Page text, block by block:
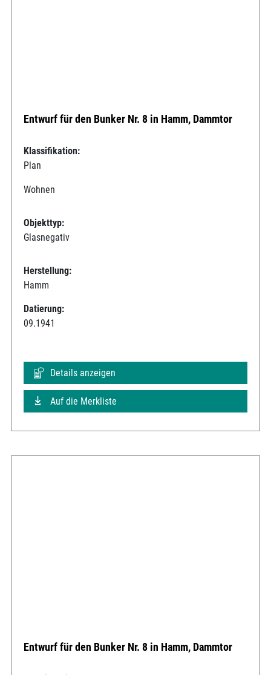
Entwurf für den Bunker Nr. 8 in Hamm, Dammtor
Klassifikation:
Plan
Wohnen
Objekttyp:
Glasnegativ
Herstellung:
Hamm
Datierung:
09.1941
Details anzeigen
Auf die Merkliste
Entwurf für den Bunker Nr. 8 in Hamm, Dammtor